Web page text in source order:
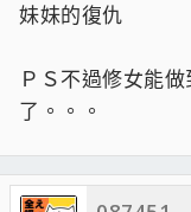
妹妹的復仇
ＰＳ不過修女能
了。。。